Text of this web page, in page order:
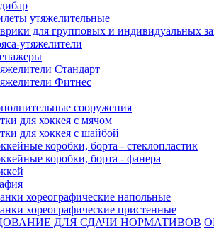
утяжелительные
для групповых и индивидуальных
утяжелители
Стандарт
Фитнес
сооружения
для хоккея с мячом
для хоккея с шайбой
коробки, борта - стеклопластик
коробки, борта - фанера
хореографические напольные
хореографические пристенные
ДЛЯ СДАЧИ НОРМАТИВОВ